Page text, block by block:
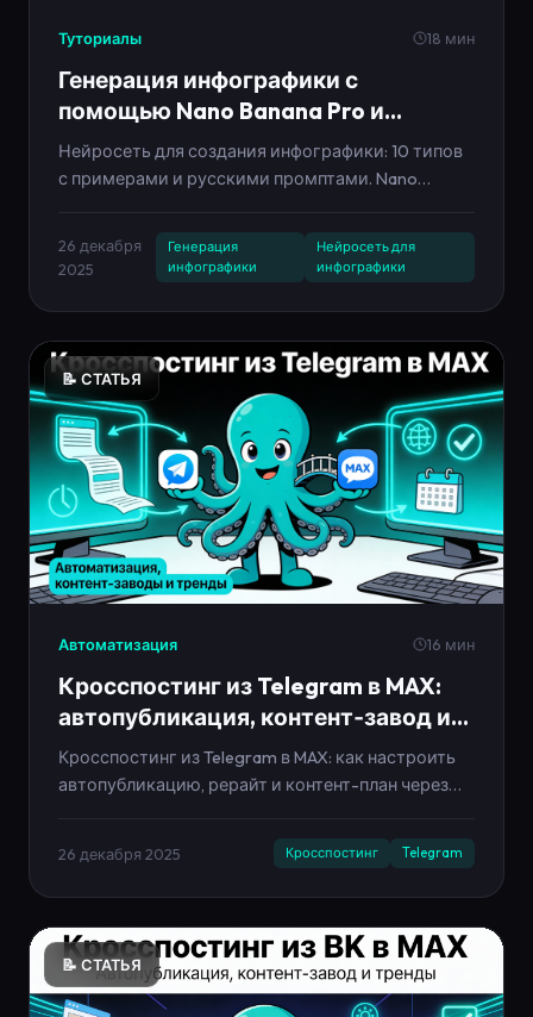
Туториалы 18 мин
Генерация инфографики с
помощью Nano Banana Pro и
Seedream 4 — гайд 2025
Нейросеть для создания инфографики: 10 типов
с примерами и русскими промптами. Nano
Контент-завод, автовыкладка в 10 соцсетей,
26 декабря
2025
Генерация
инфографики
Нейросеть для
инфографики
📝 СТАТЬЯ
Автоматизация 16 мин
Кросспостинг из Telegram в MAX:
автопубликация, контент‑завод и
тренды 2025–2030
Кросспостинг из Telegram в MAX: как настроить
автопубликацию, рерайт и контент-план через
26 декабря 2025 Кросспостинг Telegram
📝 СТАТЬЯ